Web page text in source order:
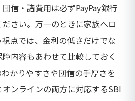
信・諸費用は必ずPayPay銀行
さい。万一のときに家族へロ
点では、金利の低さだけでな
内容もあわせて比較しておく
かりやすさや団信の手厚さを
ンラインの両方に対応するSBI